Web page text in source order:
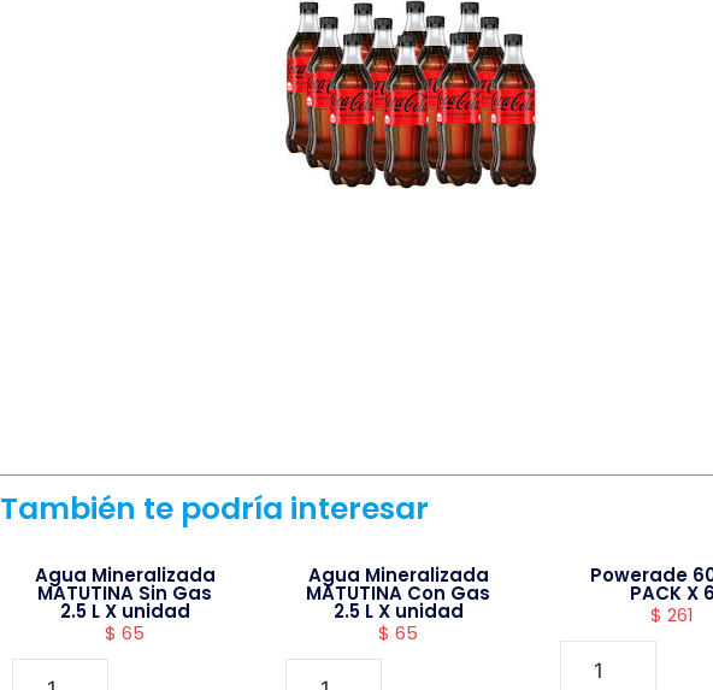
También te podría interesar
Agua Mineralizada
MATUTINA Sin Gas
2.5 L X unidad
$ 65
Agua Mineralizada
MATUTINA Con Gas
2.5 L X unidad
$ 65
Powerade
PACK X 6
$ 261